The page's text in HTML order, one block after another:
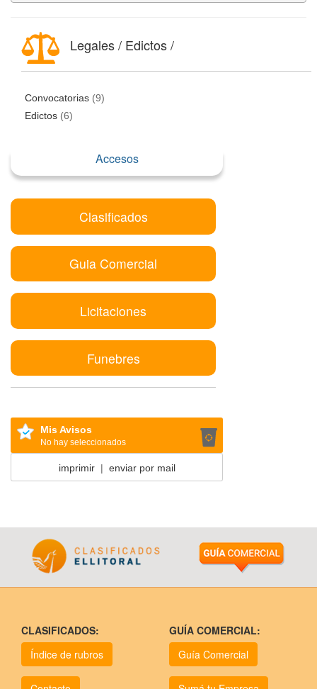
Legales / Edictos /
Convocatorias (9)
Edictos (6)
Accesos
Clasificados
Guia Comercial
Licitaciones
Funebres
Mis Avisos
No hay seleccionados
imprimir| enviar por mail
CLASIFICADOS:
Índice de rubros
GUÍA COMERCIAL:
Guía Comercial